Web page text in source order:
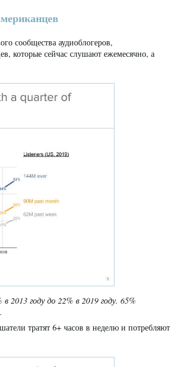
сообщества аудиоблогеров,
которые сейчас слушают ежемесячно, а
2013 году до 22% в 2019 году. 65%
тратят 6+ часов в неделю и потребляют